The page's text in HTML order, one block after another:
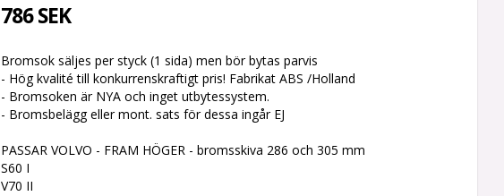
786 SEK
Bromsok säljes per styck (1 sida) men bör bytas parvis
- Hög kvalité till konkurrenskraftigt pris! Fabrikat ABS /Holland
- Bromsoken är NYA och inget utbytessystem.
- Bromsbelägg eller mont. sats för dessa ingår EJ
PASSAR VOLVO - FRAM HÖGER - bromsskiva 286 och 305 mm
S60 I
V70 II